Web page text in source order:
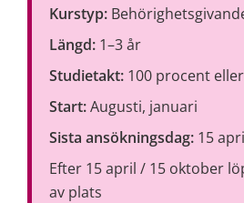
Kurstyp:
Längd: 1–3 år
Studietakt: 100 procent
Start: Augusti, januari
Sista ansökningsdag: 15
Efter 15 april / 15 oktober
av plats